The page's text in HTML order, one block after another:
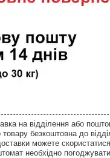
на відділення або
товару безкоштовна до
можете
необхідно